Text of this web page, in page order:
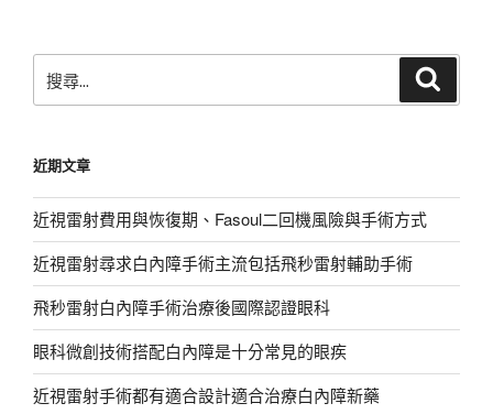
尋
字:
近期文章
近視雷射費用與恢復期、Fasoul二回機風險與手術方式
近視雷射尋求白內障手術主流包括飛秒雷射輔助手術
飛秒雷射白內障手術治療後國際認證眼科
眼科微創技術搭配白內障是十分常見的眼疾
近視雷射手術都有適合設計適合治療白內障新藥